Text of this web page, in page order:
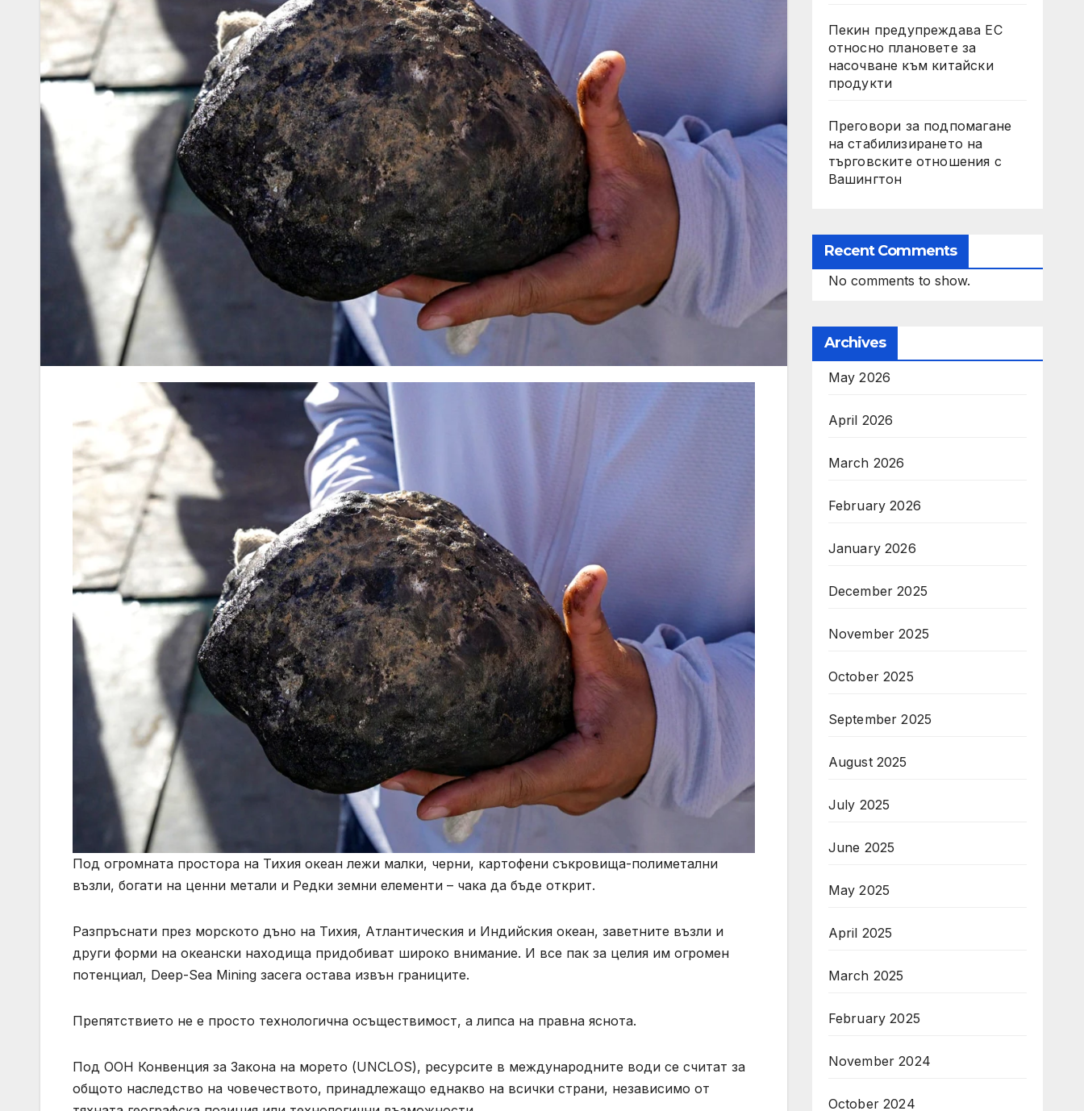
Под огромната простора на Тихия океан лежи малки, черни, картофени съкровища-полиметални
възли, богати на ценни метали и Редки земни елементи – чака да бъде открит.
Разпръснати през морското дъно на Тихия, Атлантическия и Индийския океан, заветните възли и
други форми на океански находища придобиват широко внимание. И все пак за целия им огромен
потенциал, Deep-Sea Mining засега остава извън границите.
Препятствието не е просто технологична осъществимост, а липса на правна яснота.
Под ООН Конвенция за Закона на морето (UNCLOS), ресурсите в международните води се считат за
общото наследство на човечеството, принадлежащо еднакво на всички страни, независимо от
Пекин предупреждава ЕС
относно плановете за
насочване към китайски
продукти
Преговори за подпомагане
на стабилизирането на
търговските отношения с
Вашингтон
Recent Comments
No comments to show.
Archives
May 2026
April 2026
March 2026
February 2026
January 2026
December 2025
November 2025
October 2025
September 2025
August 2025
July 2025
June 2025
May 2025
April 2025
March 2025
February 2025
November 2024
October 2024